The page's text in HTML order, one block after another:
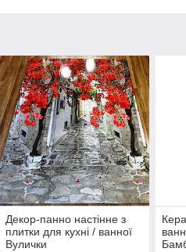
Декор-панно настінне з
плитки для кухні / ванної
Вулички